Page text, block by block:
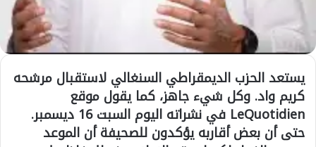
يستعد الحزب الديمقراطي السنغالي لاستقبال مرشحه
كريم واد. وكل شيء جاهز، كما يقول موقع
LeQuotidien في نشراته اليوم السبت 16 ديسمبر.
حتى أن بعض أقاربه يؤكدون للصحيفة أن الموعد